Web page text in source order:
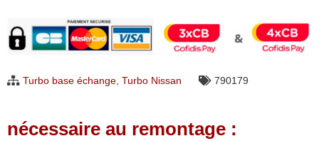
Nissan
NV400
dCi
790179
Turbo base échange, Turbo Nissan 790179
nécessaire au remontage :